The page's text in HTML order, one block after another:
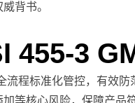
背书。
455-3
流程标准化管控，有效
加等核心风险，保障产